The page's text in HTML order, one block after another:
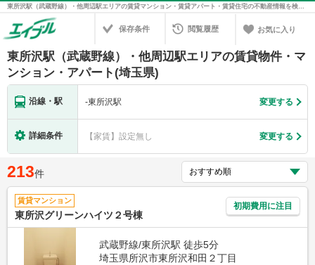
東所沢駅（武蔵野線）・他周辺駅エリアの賃貸マンション・賃貸アパート・賃貸住宅の不動産情報を検索！不動産賃貸の物件探しは、お部屋探しのエイブル
保存条件 閲覧履歴 お気に入り
東所沢駅（武蔵野線）・他周辺駅エリアの賃貸物件・マ
ンション・アパート(埼玉県)
沿線・駅 -東所沢駅 変更する
詳細条件 【家賃】設定無し 変更する
213件
賃貸マンション
東所沢グリーンハイツ２号棟
初期費用に注目
武蔵野線/東所沢駅 徒歩5分
埼玉県所沢市東所沢和田２丁目